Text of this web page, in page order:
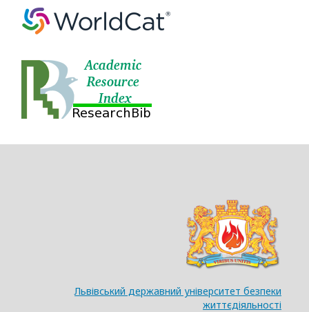
Львівський державний університет безпеки
життєдіяльності